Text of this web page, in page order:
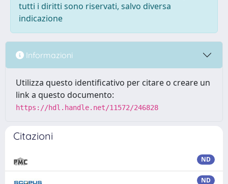
tutti i diritti sono riservati, salvo diversa
indicazione
Informazioni
Utilizza questo identificativo per citare o creare un
link a questo documento:
https://hdl.handle.net/11572/246828
Citazioni
ND
ND